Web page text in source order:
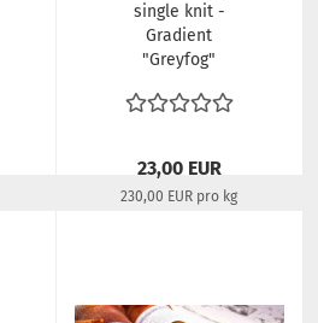
single knit -
Gradient
"Greyfog"
23,00 EUR
230,00 EUR pro kg